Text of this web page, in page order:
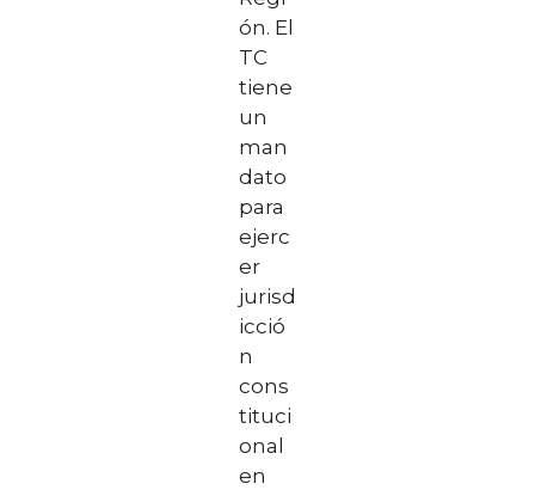
ón. El
TC
tiene
un
man
dato
para
ejerc
er
jurisd
icció
n
cons
tituci
onal
en